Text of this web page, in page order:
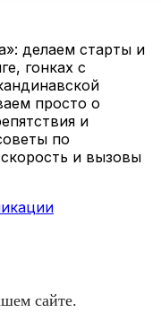
делаем старты и
гонках с
просто о
и
по
и вызовы
сайте.